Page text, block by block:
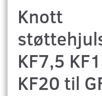
Knott
KF7,5
KF20 til